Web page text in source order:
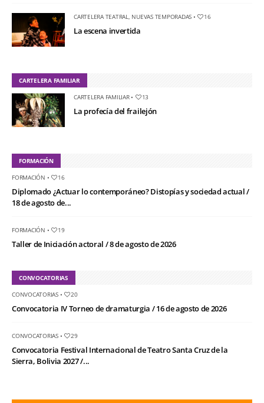
CARTELERA TEATRAL, NUEVAS TEMPORADAS • 16
La escena invertida
CARTELERA FAMILIAR
CARTELERA FAMILIAR• 13
La profecía del frailejón
FORMACIÓN
FORMACIÓN • 16
Diplomado ¿Actuar lo contemporáneo? Distopías y sociedad actual /
18 de agosto de...
FORMACIÓN • 19
Taller de Iniciación actoral / 8 de agosto de 2026
CONVOCATORIAS
CONVOCATORIAS• 20
Convocatoria IV Torneo de dramaturgia / 16 de agosto de 2026
CONVOCATORIAS• 29
Convocatoria Festival Internacional de Teatro Santa Cruz de la
Sierra, Bolivia 2027 /...